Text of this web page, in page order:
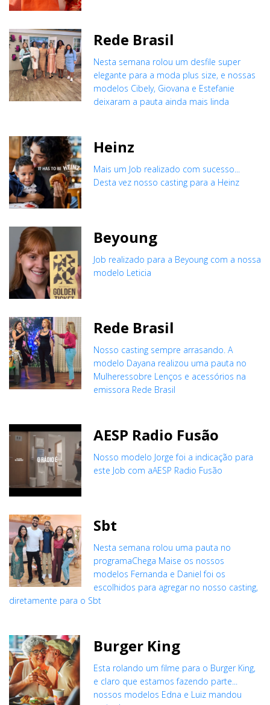
Rede Brasil
Nesta semana rolou um desfile super
elegante para a moda plus size, e nossas
modelos Cibely, Giovana e Estefanie
deixaram a pauta ainda mais linda
Heinz
Mais um Job realizado com sucesso...
Desta vez nosso casting para a Heinz
Beyoung
Job realizado para a Beyoung com a nossa
modelo Leticia
Rede Brasil
Nosso casting sempre arrasando. A
modelo Dayana realizou uma pauta no
Mulheressobre Lenços e acessórios na
emissora Rede Brasil
AESP Radio Fusão
Nosso modelo Jorge foi a indicação para
este Job com aAESP Radio Fusão
Sbt
Nesta semana rolou uma pauta no
programaChega Maise os nossos
modelos Fernanda e Daniel foi os
escolhidos para agregar no nosso casting,
diretamente para o Sbt
Burger King
Esta rolando um filme para o Burger King,
e claro que estamos fazendo parte...
nossos modelos Edna e Luiz mandou